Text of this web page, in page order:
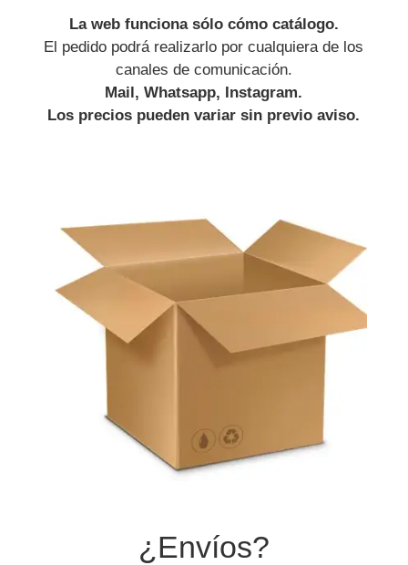
La web funciona sólo cómo catálogo.
El pedido podrá realizarlo por cualquiera de los
canales de comunicación.
Mail, Whatsapp, Instagram.
Los precios pueden variar sin previo aviso.
¿Envíos?